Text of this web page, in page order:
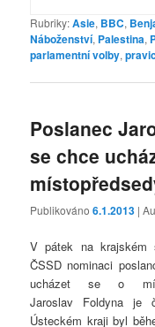
Rubriky:Asie, BBC,
Náboženství, Palestina,
parlamentní volby,
Poslanec
se chce
Publikováno6.1.2013 |
V pátek na krajském
ČSSD nominaci
ucházet se o
Jaroslav Foldyna je
Ústeckém kraji byl